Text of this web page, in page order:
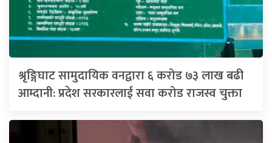
श्रृङ्गिघाट सामुदायिक वनद्वारा ६ करोड ७३ लाख बढी
आम्दानी: प्रदेश सरकारलाई सवा करोड राजस्व चुक्ता